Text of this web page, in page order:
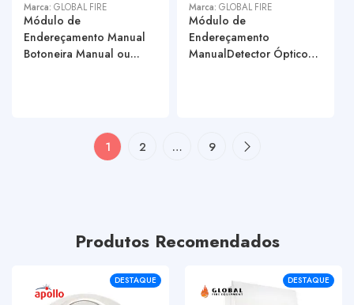
Marca: GLOBAL FIRE
Módulo de
Endereçamento Manual
Botoneira Manual ou...
Marca: GLOBAL FIRE
Módulo de
Endereçamento
ManualDetector Óptico
1 2 … 9
Produtos Recomendados
DESTAQUE DESTAQUE